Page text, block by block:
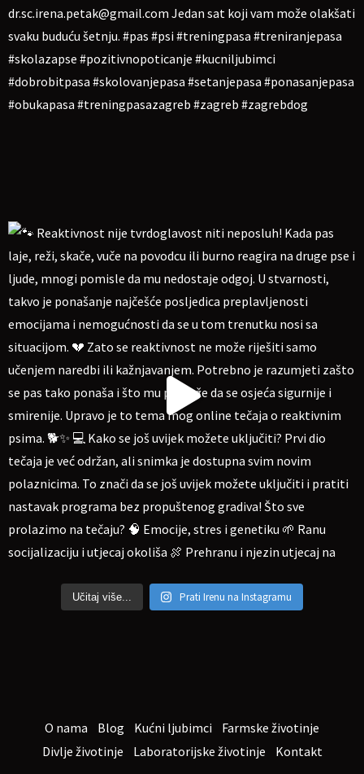
Učitaj više... Prati Irenu na Instagramu
O nama Blog Kućni ljubimci
Farmske životinje
Divlje životinje
Laboratorijske životinje Kontakt